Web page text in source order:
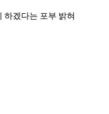
하겠다는 포부 밝혀